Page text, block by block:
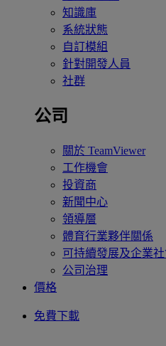
知識庫
系統狀態
自訂模組
針對開發人員
社群
公司
關於 TeamViewer
工作機會
投資商
新聞中心
領導層
體育行業夥伴關係
可持續發展及企業
公司治理
價格
免費下載